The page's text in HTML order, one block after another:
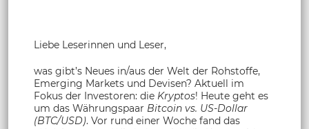
Liebe Leserinnen und Leser,
was gibt’s Neues in/aus der Welt der Rohstoffe,
Emerging Markets und Devisen? Aktuell im
Fokus der Investoren: die Kryptos! Heute geht es
um das Währungspaar Bitcoin vs. US-Dollar
(BTC/USD). Vor rund einer Woche fand das